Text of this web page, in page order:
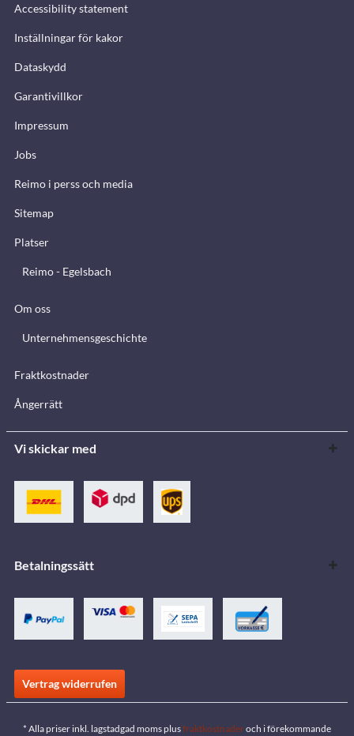
Accessibility statement
Inställningar för kakor
Dataskydd
Garantivillkor
Impressum
Jobs
Reimo i perss och media
Sitemap
Platser
Reimo - Egelsbach
Om oss
Unternehmensgeschichte
Fraktkostnader
Ångerrätt
Vi skickar med
Betalningssätt
Vertrag widerrufen
* Alla priser inkl. lagstadgad moms plusfraktkostnaderoch i förekommande